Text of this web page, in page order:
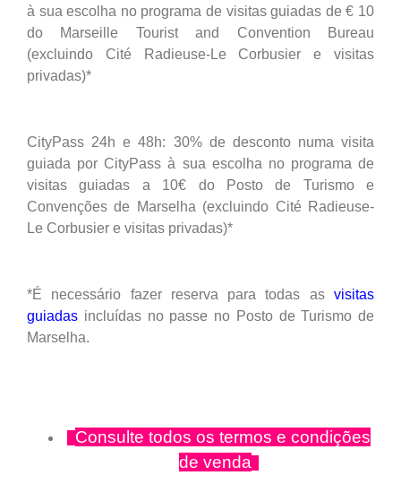
à sua escolha no programa de visitas guiadas de € 10
do Marseille Tourist and Convention Bureau
(excluindo Cité Radieuse-Le Corbusier e visitas
privadas)*
CityPass 24h e 48h: 30% de desconto numa visita
guiada por CityPass à sua escolha no programa de
visitas guiadas a 10€ do Posto de Turismo e
Convenções de Marselha (excluindo Cité Radieuse-
Le Corbusier e visitas privadas)*
*É necessário fazer reserva para todas as visitas
guiadas incluídas no passe no Posto de Turismo de
Marselha.
Consulte todos os termos e condições
de venda